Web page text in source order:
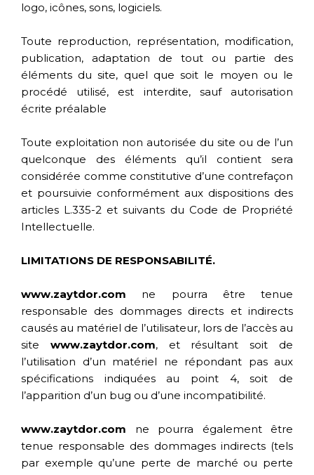
logo, icônes, sons, logiciels.
Toute reproduction, représentation, modification,
publication, adaptation de tout ou partie des
éléments du site, quel que soit le moyen ou le
procédé utilisé, est interdite, sauf autorisation
écrite préalable
Toute exploitation non autorisée du site ou de l’un
quelconque des éléments qu’il contient sera
considérée comme constitutive d’une contrefaçon
et poursuivie conformément aux dispositions des
articles L.335-2 et suivants du Code de Propriété
Intellectuelle.
LIMITATIONS DE RESPONSABILITÉ.
www.zaytdor.com ne pourra être tenue
responsable des dommages directs et indirects
causés au matériel de l’utilisateur, lors de l’accès au
site www.zaytdor.com, et résultant soit de
l’utilisation d’un matériel ne répondant pas aux
spécifications indiquées au point 4, soit de
l’apparition d’un bug ou d’une incompatibilité.
www.zaytdor.com ne pourra également être
tenue responsable des dommages indirects (tels
par exemple qu’une perte de marché ou perte